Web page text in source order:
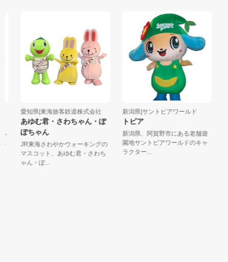
愛知県|東海旅客鉄道株式会社
あゆむ君・さわちゃん・ぽ
ぽちゃん
JR東海さわやかウォーキングの
マスコット、あゆむ君・さわち
ゃん・ぽ...
新潟県|サントピアワールド
トピア
新潟県、阿賀野市にある老舗遊
園地サントピアワールドのキャ
ラクター...